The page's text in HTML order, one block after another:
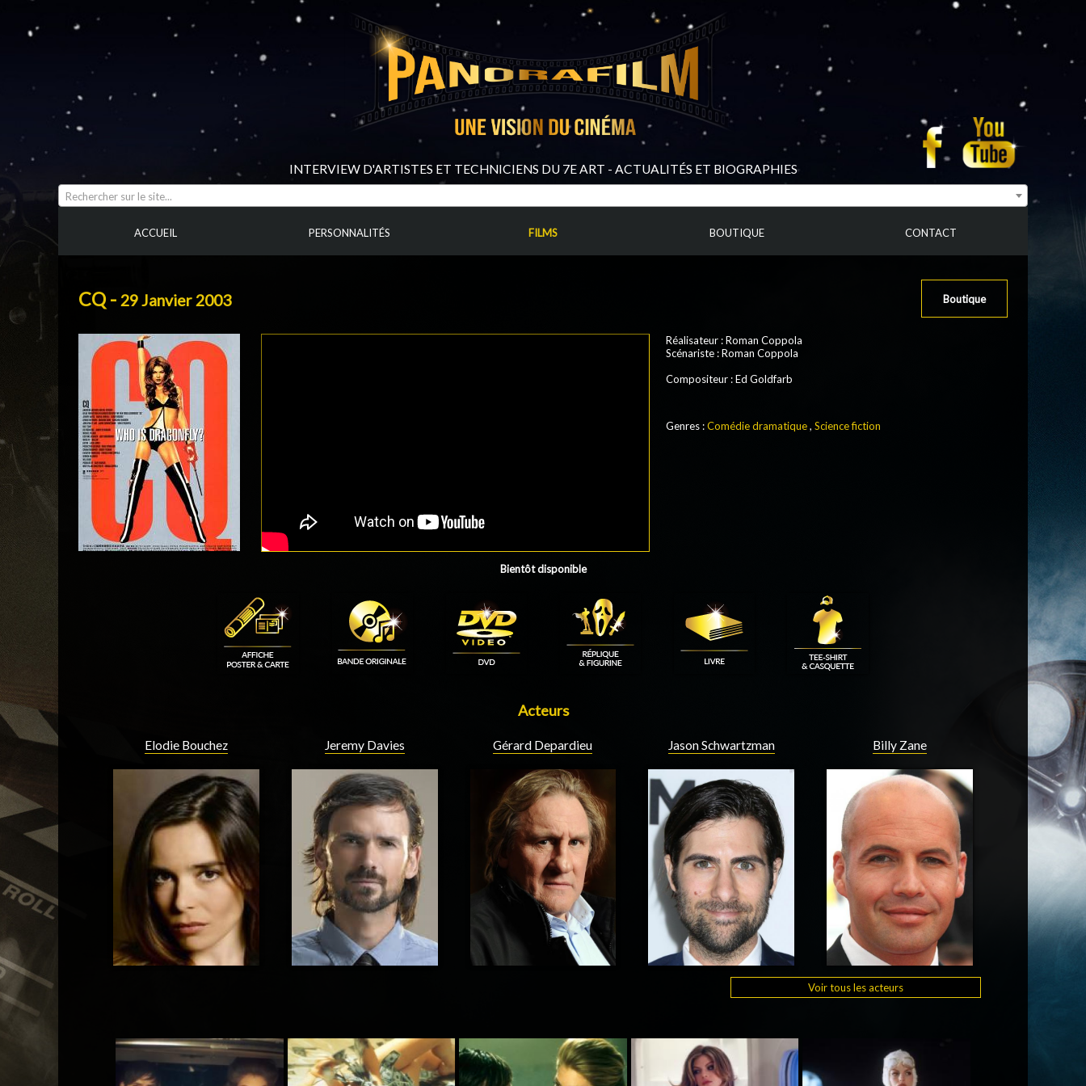
INTERVIEW D'ARTISTES ET TECHNICIENS DU 7E ART - ACTUALITÉS ET BIOGRAPHIES
Rechercher sur le site...
ACCUEIL PERSONNALITÉS FILMS BOUTIQUE CONTACT
CQ - 29 Janvier 2003 Boutique
Réalisateur :Roman Coppola
Scénariste : Roman Coppola
Compositeur : Ed Goldfarb
Genres :Comédie dramatique, Science fiction
Bientôt disponible
Acteurs
Elodie Bouchez Jeremy Davies Gérard Depardieu Jason Schwartzman Billy Zane
Voir tous les acteurs